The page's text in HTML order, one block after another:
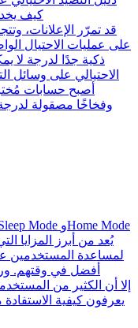
كيف
قد تمرّر الإعلانات،
على عمليات الاحتيال
الاحتيالي على وسائل
أصبح حسابات
وفخاخًا مصقولة
تشغيل وضع التركيز على iPhone: خاصية Sleep Mode وHome Mode
أفضل في وقتهم.
يعرفون كيفية